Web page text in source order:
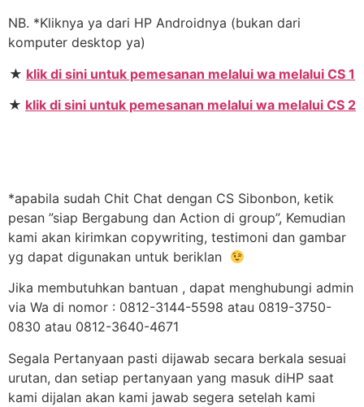
NB. *Kliknya ya dari HP Androidnya (bukan dari
komputer desktop ya)
★ klik di sini untuk pemesanan melalui wa melalui CS 1
★ klik di sini untuk pemesanan melalui wa melalui CS 2
*apabila sudah Chit Chat dengan CS Sibonbon, ketik
pesan ”siap Bergabung dan Action di group”, Kemudian
kami akan kirimkan copywriting, testimoni dan gambar
yg dapat digunakan untuk beriklan
Jika membutuhkan bantuan , dapat menghubungi admin
via Wa di nomor : 0812-3144-5598 atau 0819-3750-
0830 atau 0812-3640-4671
Segala Pertanyaan pasti dijawab secara berkala sesuai
urutan, dan setiap pertanyaan yang masuk diHP saat
kami dijalan akan kami jawab segera setelah kami